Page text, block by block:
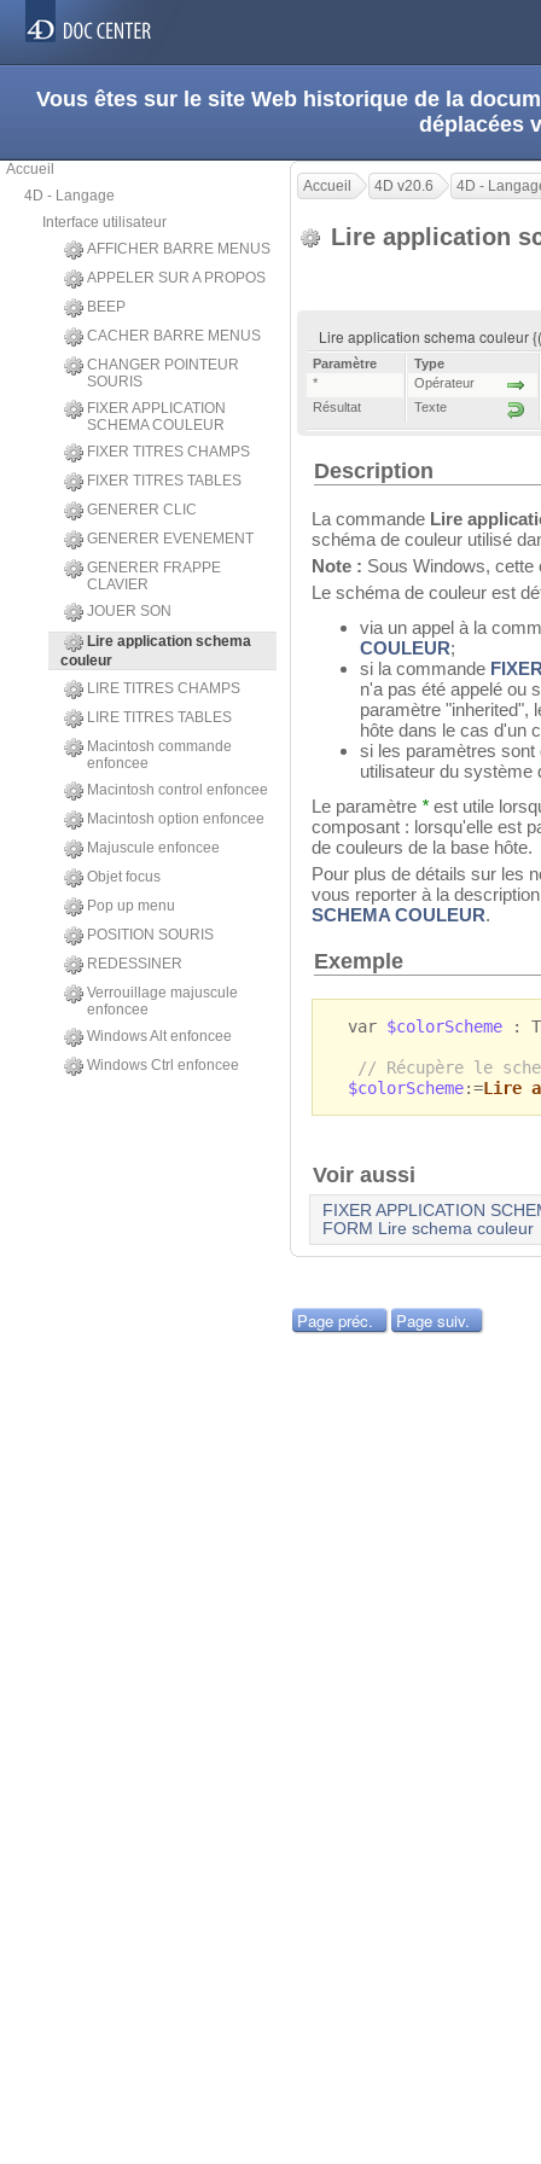
Vous êtes sur le site Web historique de la
déplacées
Accueil
4D - Langage
Interface utilisateur
AFFICHER BARRE MENUS
APPELER SUR A PROPOS
BEEP
CACHER BARRE MENUS
CHANGER POINTEUR
SOURIS
FIXER APPLICATION
SCHEMA COULEUR
FIXER TITRES CHAMPS
FIXER TITRES TABLES
GENERER CLIC
GENERER EVENEMENT
GENERER FRAPPE
CLAVIER
JOUER SON
Lire application schema
couleur
LIRE TITRES CHAMPS
LIRE TITRES TABLES
Macintosh commande
enfoncee
Macintosh control enfoncee
Macintosh option enfoncee
Majuscule enfoncee
Objet focus
Pop up menu
POSITION SOURIS
REDESSINER
Verrouillage majuscule
enfoncee
Windows Alt enfoncee
Windows Ctrl enfoncee
Accueil 4D v20.6 4D -
Lire application
Lire application schema couleur
Paramètre
Type
*
Opérateur
Résultat
Texte
Description
La commande Lire
schéma de couleur utilisé
Note : Sous Windows, cette
Le schéma de couleur est
via un appel à la
COULEUR;
si la commande
n'a pas été appelé ou
paramètre "inherited",
hôte dans le cas d'un
si les paramètres sont
utilisateur du système
Le paramètre * est utile
composant : lorsqu'elle est
de couleurs de la base hôte.
Pour plus de détails sur les
vous reporter à la
SCHEMA COULEUR.
Exemple
var$colorScheme :
// Récupère le
$colorScheme:=Lire
Voir aussi
FIXER APPLICATION
FORM Lire schema couleur
Page préc. Page suiv.